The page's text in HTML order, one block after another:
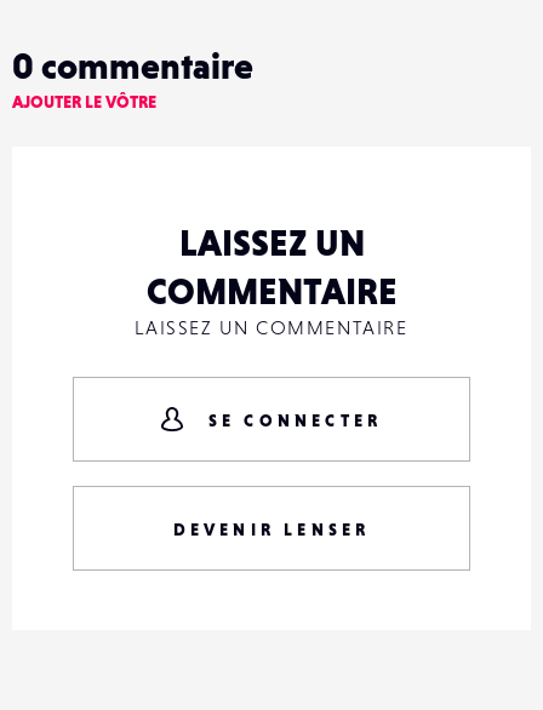
0 commentaire
AJOUTER LE VÔTRE
LAISSEZ UN
COMMENTAIRE
LAISSEZ UN COMMENTAIRE
SE CONNECTER
DEVENIR LENSER